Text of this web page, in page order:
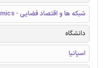
شبکه ها و اقتصاد فضایی - Networks and Spatial Economics
دانشگاه
اسپانیا